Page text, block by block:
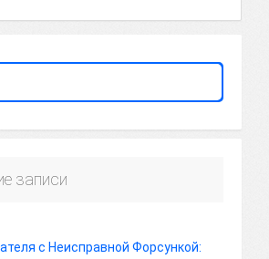
записи
с Неисправной Форсункой: